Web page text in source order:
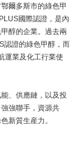
爾多斯市的綠色甲
國際認證，是內
醇的企業。過去兩
認證的綠色甲醇，而
運業及化工行業使
、供應鏈，以及投
強聯手，資源共
新質生産力。